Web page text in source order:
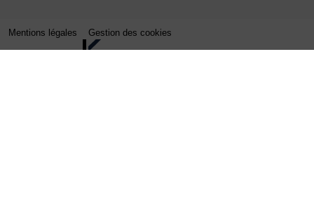
Mentions légales Gestion des cookies